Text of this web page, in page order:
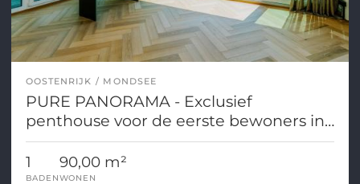
OOSTENRIJK MONDSEE
PURE PANORAMA - Exclusief
penthouse voor de eerste bewoners in
Mondsee
1
BADEN
90,00 m²
WONEN